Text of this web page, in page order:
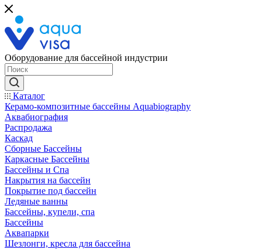
Оборудование для бассейной индустрии
Каталог
Керамо-композитные бассейны Aquabiography
Аквабиография
Распродажа
Каскад
Сборные Бассейны
Каркасные Бассейны
Бассейны и Спа
Накрытия на бассейн
Покрытие под бассейн
Ледяные ванны
Бассейны, купели, спа
Бассейны
Аквапарки
Шезлонги, кресла для бассейна